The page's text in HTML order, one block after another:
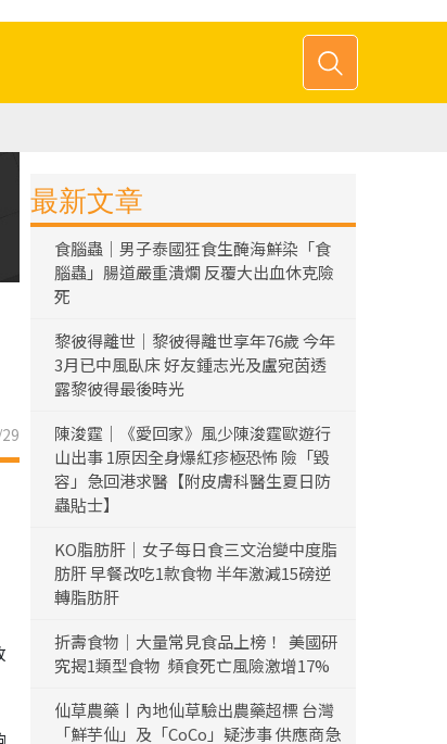
最新文章
食腦蟲｜男子泰國狂食生醃海鮮染「食
腦蟲」腸道嚴重潰爛 反覆大出血休克險
死
黎彼得離世｜黎彼得離世享年76歲 今年
3月已中風臥床 好友鍾志光及盧宛茵透
露黎彼得最後時光
陳浚霆｜《愛回家》風少陳浚霆歐遊行
山出事 1原因全身爆紅疹極恐怖 險「毀
容」急回港求醫【附皮膚科醫生夏日防
蟲貼士】
KO脂肪肝｜女子每日食三文治變中度脂
肪肝 早餐改吃1款食物 半年激減15磅逆
轉脂肪肝
折壽食物｜大量常見食品上榜！ 美國研
究揭1類型食物 頻食死亡風險激增17%
仙草農藥丨內地仙草驗出農藥超標 台灣
「鮮芋仙」及「CoCo」疑涉事 供應商急